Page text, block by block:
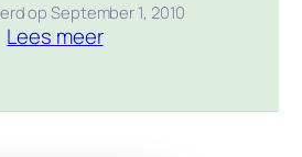
Sem heeft het gevoel
Als blijkt dat er die
deel van de buit in
opSeptember 1, 2010
Lees meer